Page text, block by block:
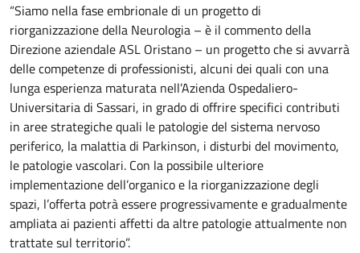
“Siamo nella fase embrionale di un progetto di
riorganizzazione della Neurologia – è il commento della
Direzione aziendale ASL Oristano – un progetto che si avvarrà
delle competenze di professionisti, alcuni dei quali con una
lunga esperienza maturata nell’Azienda Ospedaliero-
Universitaria di Sassari, in grado di offrire specifici contributi
in aree strategiche quali le patologie del sistema nervoso
periferico, la malattia di Parkinson, i disturbi del movimento,
le patologie vascolari. Con la possibile ulteriore
implementazione dell’organico e la riorganizzazione degli
spazi, l’offerta potrà essere progressivamente e gradualmente
ampliata ai pazienti affetti da altre patologie attualmente non
trattate sul territorio”.